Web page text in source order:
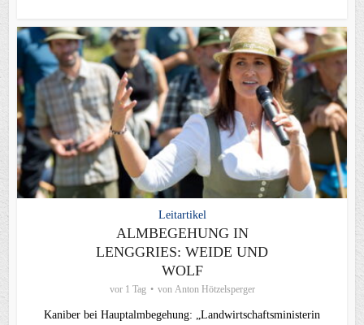
Leitartikel
ALMBEGEHUNG IN
LENGGRIES: WEIDE UND
WOLF
vor 1 Tag von Anton Hötzelsperger
Kaniber bei Hauptalmbegehung: „Landwirtschaftsministerin